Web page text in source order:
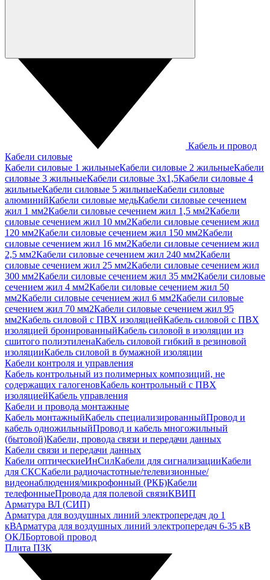
Кабель и провод
Кабели силовые
Кабели силовые 1 жильныеКабели силовые 2 жильныеКабели
силовые 3 жильныеКабели силовые 3х1,5Кабели силовые 4
жильныеКабели силовые 5 жильныеКабели силовые
алюминийКабели силовые медьКабели силовые сечением
жил 1 мм2Кабели силовые сечением жил 1,5 мм2Кабели
силовые сечением жил 10 мм2Кабели силовые сечением жил
120 мм2Кабели силовые сечением жил 150 мм2Кабели
силовые сечением жил 16 мм2Кабели силовые сечением жил
2,5 мм2Кабели силовые сечением жил 240 мм2Кабели
силовые сечением жил 25 мм2Кабели силовые сечением жил
300 мм2Кабели силовые сечением жил 35 мм2Кабели силовые
сечением жил 4 мм2Кабели силовые сечением жил 50
мм2Кабели силовые сечением жил 6 мм2Кабели силовые
сечением жил 70 мм2Кабели силовые сечением жил 95
мм2Кабель силовой с ПВХ изоляциейКабель силовой с ПВХ
изоляцией бронированныйКабель силовой в изоляции из
сшитого полиэтиленаКабель силовой гибкий в резиновой
изоляцииКабель силовой в бумажной изоляции
Кабели контроля и управления
Кабель контрольный из полимерных композиций, не
содержащих галогеновКабель контрольный с ПВХ
изоляциейКабель управления
Кабели и провода монтажные
Кабель монтажныйКабель специализированныйПровод и
кабель одножильныйПровод и кабель многожильный
(бытовой)Кабели, провода связи и передачи данных
Кабели связи и передачи данных
Кабели оптическиеИнСилКабели для сигнализацииКабели
для СКСКабели радиочастотные/телевизионные/
видеонаблюдения/микрофонный (РКБ)Кабели
телефонныеПровода для полевой связиКВИП
Арматура ВЛ (СИП)
Арматура для воздушных линий электропередач до 1
кВАрматура для воздушных линий электропередач 6-35 кВ
ОКЛБортовой провод
Плита ПЗК